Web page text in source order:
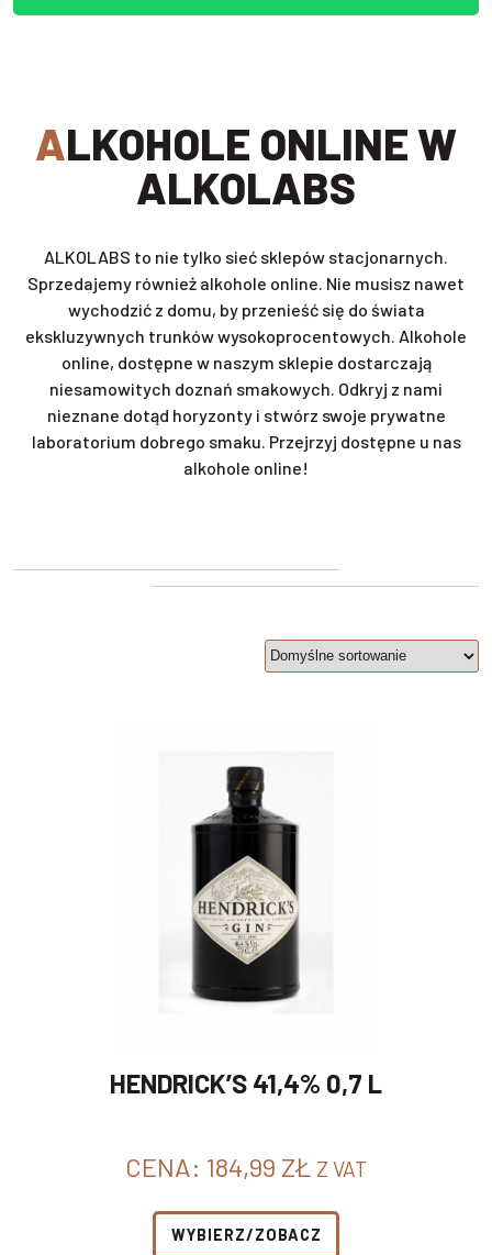
ALKOHOLE ONLINE W
ALKOLABS
ALKOLABS to nie tylko sieć sklepów stacjonarnych.
Sprzedajemy również alkohole online. Nie musisz nawet
wychodzić z domu, by przenieść się do świata
ekskluzywnych trunków wysokoprocentowych. Alkohole
online, dostępne w naszym sklepie dostarczają
niesamowitych doznań smakowych. Odkryj z nami
nieznane dotąd horyzonty i stwórz swoje prywatne
laboratorium dobrego smaku. Przejrzyj dostępne u nas
alkohole online!
HENDRICK’S 41,4% 0,7 L
CENA: 184,99 ZŁ Z VAT
WYBIERZ/ZOBACZ